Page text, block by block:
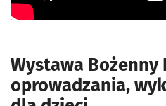
Wystawa Bożenny
oprowadzania,